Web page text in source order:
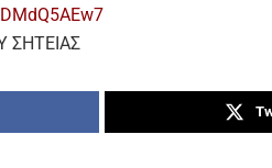
ΣΗΤΕΙΑΣ